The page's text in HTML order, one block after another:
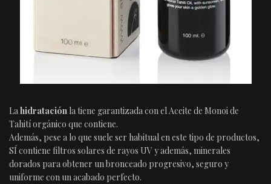
Lahidratación la tiene garantizada con el Aceite de Monoi de
Tahití orgánico que contiene.
Además, pese a lo que suele ser habitual en este tipo de productos,
SÍ contiene filtros solares de rayos UV y además, minerales
dorados para obtener un bronceado progresivo, seguro y
uniforme con un acabado perfecto.